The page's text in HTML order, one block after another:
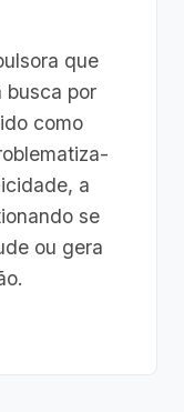
que
busca por
como
a
se
ou gera